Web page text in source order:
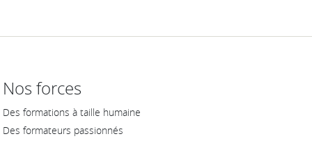
Nos forces
Des formations à taille humaine
Des formateurs passionnés